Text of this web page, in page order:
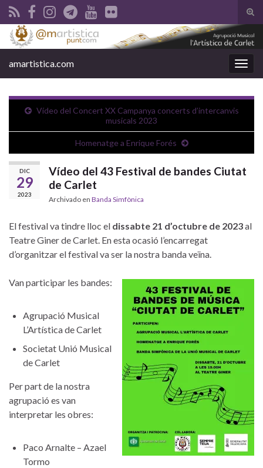
el
de
Search for:
la
amartistica.com
Vídeo del Concert XX Campanya concerts d’intercanvis
musicals 2023
Homenatge a Enrique Forés
DIC
29
2023
Vídeo del 43 Festival de bandes Ciutat
de Carlet
Archivado en Banda Simfònica
El festival va tindre lloc el dissabte 21 d’octubre de 2023al
Teatre Giner de Carlet. En esta ocasió l’encarregat
d’organitzar el festival va ser la nostra banda veïna.
Van participar les bandes:
Agrupació Musical
L’Artística de Carlet
Societat Unió Musical
de Carlet
Per part de la nostra
agrupació es van
interpretar les obres:
Paco Arnalte – Azael
Tormo